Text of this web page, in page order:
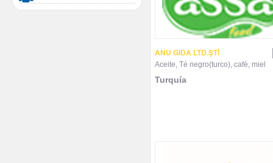
ANU GIDA LTD.ŞTİ
Aceite, Té negro(turco), café, miel
Turquía